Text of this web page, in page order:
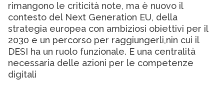
rimangono le criticità note, ma è nuovo il
contesto del Next Generation EU, della
strategia europea con ambiziosi obiettivi per il
2030 e un percorso per raggiungerli,nin cui il
DESI ha un ruolo funzionale. E una centralità
necessaria delle azioni per le competenze
digitali